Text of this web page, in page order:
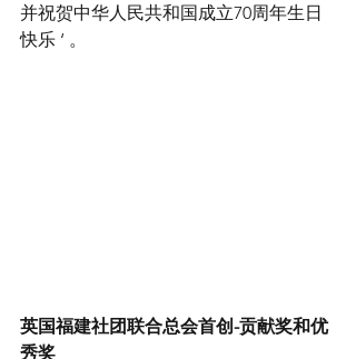
并祝贺中华人民共和国成立70周年生日
快乐 ‘ 。
英国福建社团联合总会首创-贡献奖和优
秀奖